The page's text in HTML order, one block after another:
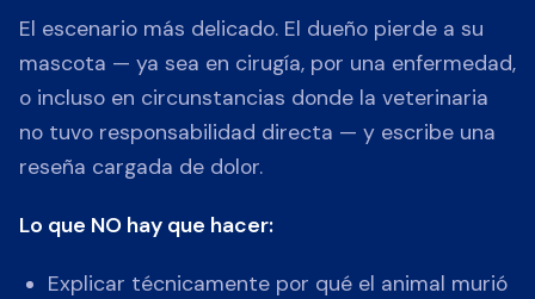
El escenario más delicado. El dueño pierde a su
mascota — ya sea en cirugía, por una enfermedad,
o incluso en circunstancias donde la veterinaria
no tuvo responsabilidad directa — y escribe una
reseña cargada de dolor.
Lo que NO hay que hacer:
Explicar técnicamente por qué el animal murió